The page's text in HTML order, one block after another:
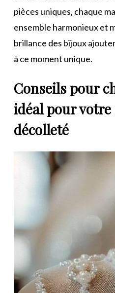
pièces uniques, chaque
ensemble harmonieux et
brillance des bijoux
à ce moment unique.
Conseils pour
idéal pour votre
décolleté